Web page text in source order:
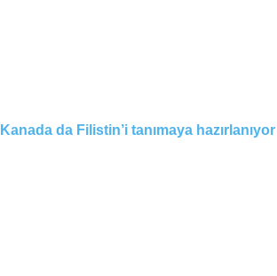
Kanada da Filistin’i tanımaya hazırlanıyor